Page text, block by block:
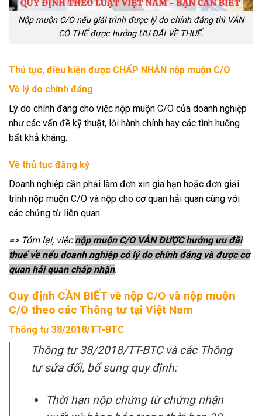
Nộp muộn C/O nếu giải trình được lý do chính đáng thì VẪN
CÓ THỂ được hưởng ƯU ĐÃI VỀ THUẾ.
Thủ tục, điều kiện được CHẤP NHẬN nộp muộn C/O
Về lý do chính đáng
Lý do chính đáng cho việc nộp muộn C/O của doanh nghiệp
như các vấn đề kỹ thuật, lỗi hành chính hay các tình huống
bất khả kháng.
Về thủ tục đăng ký
Doanh nghiệp cần phải làm đơn xin gia hạn hoặc đơn giải
trình nộp muộn C/O và nộp cho cơ quan hải quan cùng với
các chứng từ liên quan.
=> Tóm lại, việcnộp muộn C/O VẪN ĐƯỢC hưởng ưu đãi
thuế về nếu doanh nghiệp có lý do chính đáng và được cơ
quan hải quan chấp nhận.
Quy định CẦN BIẾT về nộp C/O và nộp muộn
C/O theo các Thông tư tại Việt Nam
Thông tư 38/2018/TT-BTC
Thông tư 38/2018/TT-BTC và các Thông
tư sửa đổi, bổ sung quy định:
Thời hạn nộp chứng từ chứng nhận